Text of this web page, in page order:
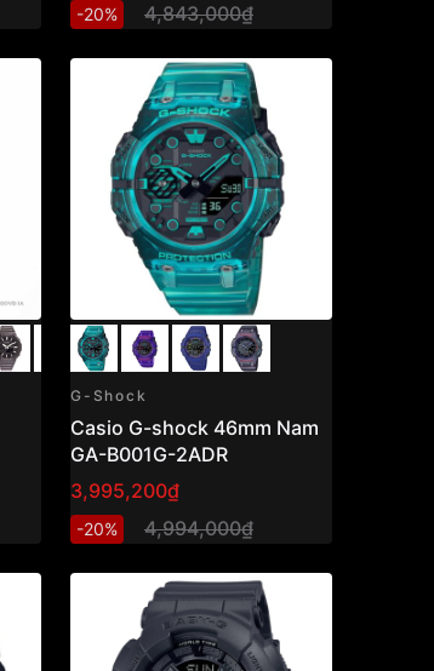
-20% 4,843,000₫
G-Shock
Casio G-shock 46mm Nam
GA-B001G-2ADR
3,995,200₫
-20% 4,994,000₫